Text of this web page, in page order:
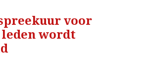
voor
leden wordt